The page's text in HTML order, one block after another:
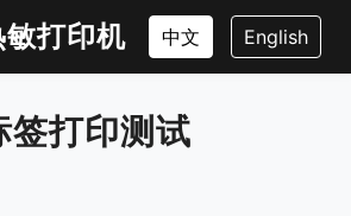
打印机 中文 English
签打印测试